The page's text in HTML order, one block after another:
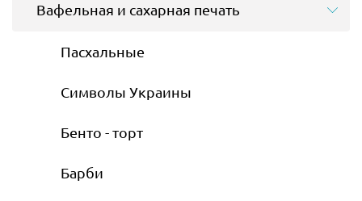
Вафельная и сахарная печать
Пасхальные
Символы Украины
Бенто - торт
Барби